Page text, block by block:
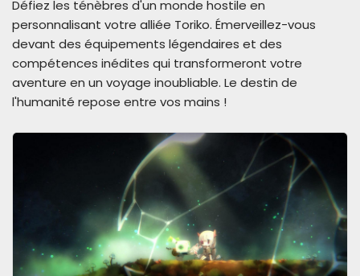
Défiez les ténèbres d'un monde hostile en
personnalisant votre alliée Toriko. Émerveillez-vous
devant des équipements légendaires et des
compétences inédites qui transformeront votre
aventure en un voyage inoubliable. Le destin de
l'humanité repose entre vos mains !